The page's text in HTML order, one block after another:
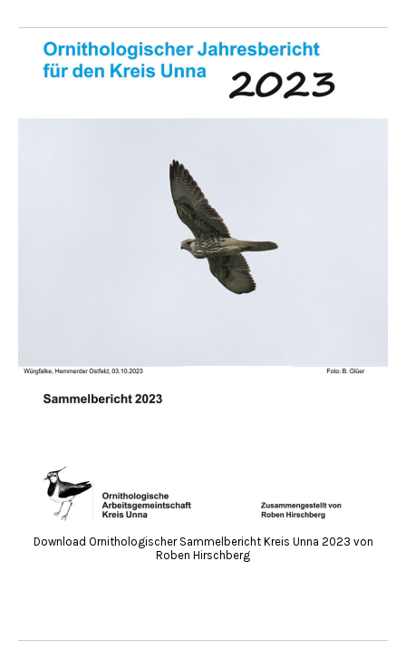
Download Ornithologischer Sammelbericht Kreis Unna 2023 von
Roben Hirschberg